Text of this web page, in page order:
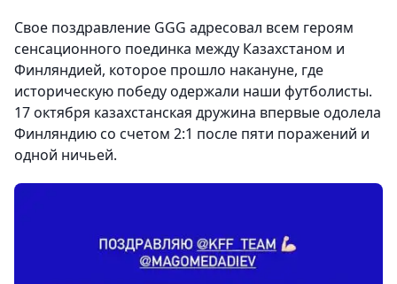
Свое поздравление GGG адресовал всем героям
сенсационного поединка между Казахстаном и
Финляндией, которое прошло накануне, где
историческую победу одержали наши футболисты.
17 октября казахстанская дружина впервые одолела
Финляндию со счетом 2:1 после пяти поражений и
одной ничьей.